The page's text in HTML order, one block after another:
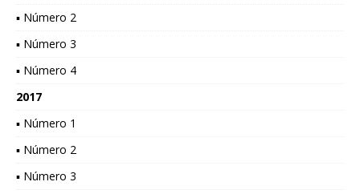
▪ Número 2
▪ Número 3
▪ Número 4
2017
▪ Número 1
▪ Número 2
▪ Número 3